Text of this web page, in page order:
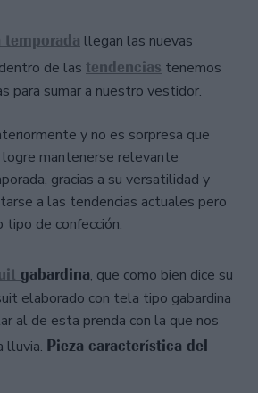
temporada llegan las nuevas
de las tendencias tenemos
para sumar a nuestro vestidor.
y no es sorpresa que
mantenerse relevante
gracias a su versatilidad y
a las tendencias actuales pero
de confección.
gabardina, que como bien dice su
elaborado con tela tipo gabardina
al de esta prenda con la que nos
lluvia. Pieza característica del